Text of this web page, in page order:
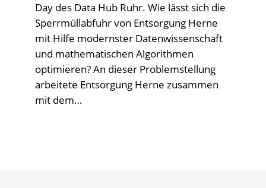
Day des Data Hub Ruhr. Wie lässt sich die
Sperrmüllabfuhr von Entsorgung Herne
mit Hilfe modernster Datenwissenschaft
und mathematischen Algorithmen
optimieren? An dieser Problemstellung
arbeitete Entsorgung Herne zusammen
mit dem…